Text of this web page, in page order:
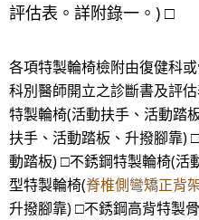
評估表。詳附錄一。) □
各項特製輪椅檢附由復健科
科別醫師開立之診斷書及評
特製輪椅(活動扶手、活動踏
扶手、活動踏板、升撥腳靠)
動踏板) □不銹鋼特製輪椅(活
型特製輪椅(脊椎側彎矯正背
升撥腳靠) □不銹鋼高背特製